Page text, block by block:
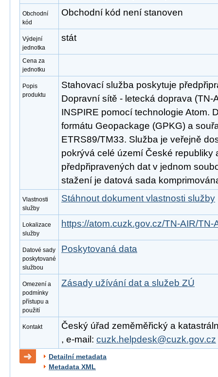
Obchodní
kód
Obchodní kód není stanoven
Výdejní
jednotka
stát
Cena za
jednotku
Popis
produktu
Stahovací služba poskytuje
Dopravní sítě - letecká doprava (TN-
INSPIRE pomocí technologie Atom.
formátu Geopackage (GPKG) a
ETRS89/TM33. Služba je veřejně
pokrývá celé území České republiky
předpřipravených dat v jednom
stažení je datová sada
Vlastnosti
služby
Stáhnout dokument vlastnosti služby
Lokalizace
služby
https://atom.cuzk.gov.cz/TN-AIR/TN-
Datové sady
poskytované
službou
Poskytovaná data
Omezení a
podmínky
přístupu a
použití
Zásady užívání dat a služeb ZÚ
Kontakt
Český úřad zeměměřický a
, e-mail: cuzk.helpdesk@cuzk.gov.cz
Detailní metadata
Metadata XML